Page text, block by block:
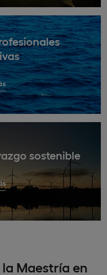
sostenible
la Maestría en